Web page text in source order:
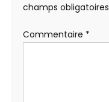
champs
Commentaire *